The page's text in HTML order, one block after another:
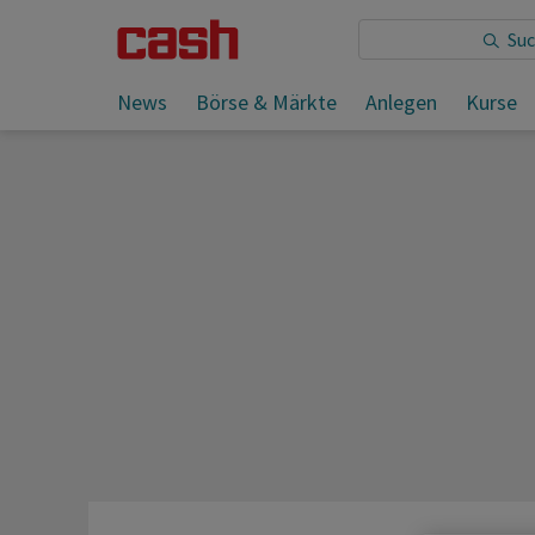
News Börse & Märkte Anlegen Kurse
Sie lesen: